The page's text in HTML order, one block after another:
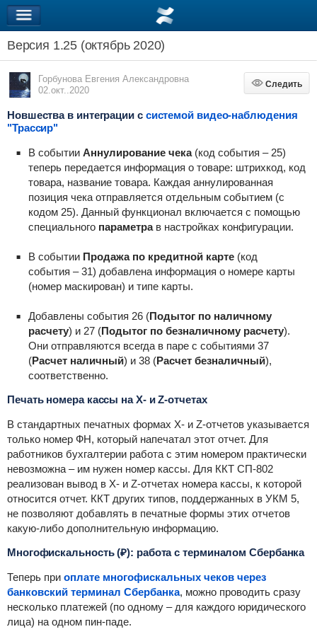
Версия 1.25 (октябрь 2020)
Горбунова Евгения Александровна
02.окт..2020
Следить
Следить
Новшества в интеграции с системой видео-наблюдения
"Трассир"
В событии Аннулирование чека(код события – 25)
теперь передается информация о товаре: штрихкод, код
товара, название товара. Каждая аннулированная
позиция чека отправляется отдельным событием (с
кодом 25). Данный функционал включается с помощью
специального параметрав настройках конфигурации.
В событии Продажа по кредитной карте(код
события – 31) добавлена информация о номере карты
(номер маскирован) и типе карты.
Добавлены события 26 (Подытог по наличному
расчету) и 27 (Подытог по безналичному расчету).
Они отправляются всегда в паре с событиями 37
(Расчет наличный) и 38 (Расчет безналичный),
соответственно.
Печать номера кассы на X- и Z-отчетах
В стандартных печатных формах X- и Z-отчетов указывается
только номер ФН, который напечатал этот отчет. Для
работников бухгалтерии работа с этим номером практически
невозможна – им нужен номер кассы. Для ККТ СП-802
реализован вывод в X- и Z-отчетах номера кассы, к которой
относится отчет. ККТ других типов, поддержанных в УКМ 5,
не позволяют добавлять в печатные формы этих отчетов
какую-либо дополнительную информацию.
Многофискальность (₽): работа с терминалом Сбербанка
Теперь при оплате многофискальных чеков через
банковский терминал Сбербанка, можно проводить сразу
несколько платежей (по одному – для каждого юридического
лица) на одном пин-паде.